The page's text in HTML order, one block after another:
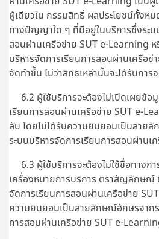
ผู้เดียวใน กรรมสิทธิ์ ผลประโยชน์ทั้งห
ทางปัญญาใด ๆ ที่มีอยู่ในบริการซึ่งระบ
สอนผ่านเครือข่าย SUT e-Learning
บริหารจัดการเรียนการสอนผ่านเครือ
จัดทำขึ้น ไม่ว่าสิทธิเหล่านั้นจะได้รับการ
6.2 ผู้ใช้บริการจะต้องไม่เปิดเผยข้อ
เรียนการสอนผ่านเครือข่าย SUT e-
ลับ โดยไม่ได้รับความยินยอมเป็นลาย
ระบบบริหารจัดการเรียนการสอนผ่าน
6.3 ผู้ใช้บริการจะต้องไม่ใช้ชื่อทางก
เครื่องหมายการบริการ ตราสัญลักษณ์
จัดการเรียนการสอนผ่านเครือข่าย
ความยินยอมเป็นลายลักษณ์อักษรจากร
การสอนผ่านเครือข่าย SUT e-